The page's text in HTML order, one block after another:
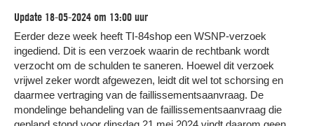
Update 18-05-2024 om 13:00 uur
Eerder deze week heeft TI-84shop een WSNP-verzoek
ingediend. Dit is een verzoek waarin de rechtbank wordt
verzocht om de schulden te saneren. Hoewel dit verzoek
vrijwel zeker wordt afgewezen, leidt dit wel tot schorsing en
daarmee vertraging van de faillissementsaanvraag. De
mondelinge behandeling van de faillissementsaanvraag die